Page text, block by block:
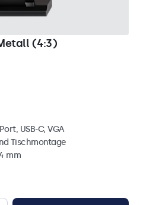
(4:3)
USB-C, VGA
Tischmontage
mm